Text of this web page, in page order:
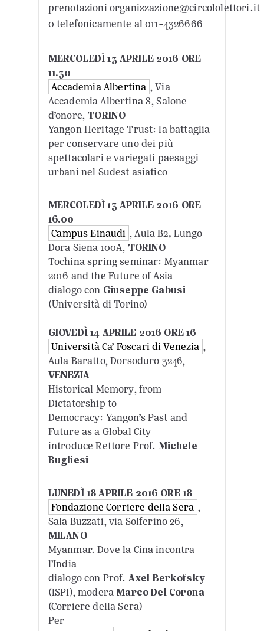
prenotazioni organizzazione@circololettori.it
0 telefonicamente al 011-4326666
MERCOLEDÌ 13 APRILE 2016 ORE
11.30
Accademia Albertina , Via
Accademia Albertina 8, Salone
d’onore, TORINO
Yangon Heritage Trust: la battaglia
per conservare uno dei più
spettacolari e variegati paesaggi
urbani nel Sudest asiatico
MERCOLEDÌ 13 APRILE 2016 ORE
16.00
Campus Einaudi , Aula B2, Lungo
Dora Siena 100A, TORINO
Tochina spring seminar: Myanmar
2016 and the Future of Asia
dialogo con Giuseppe Gabusi
(Università di Torino)
GIOVEDÌ 14 APRILE 2016 ORE 16
Università Ca’ Foscari di Venezia ,
Aula Baratto, Dorsoduro 3246,
VENEZIA
Historical Memory, from
Dictatorship to
Democracy: Yangon’s Past and
Future as a Global City
introduce Rettore Prof. Michele
Bugliesi
LUNEDÌ 18 APRILE 2016 ORE 18
Fondazione Corriere della Sera ,
Sala Buzzati, via Solferino 26,
MILANO
Myanmar. Dove la Cina incontra
l’India
dialogo con Prof. Axel Berkofsky
(ISPI), modera Marco Del Corona
(Corriere della Sera)
Per